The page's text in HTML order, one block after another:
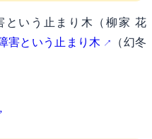
いう止まり木（柳家 花
害という止まり木
（幻冬